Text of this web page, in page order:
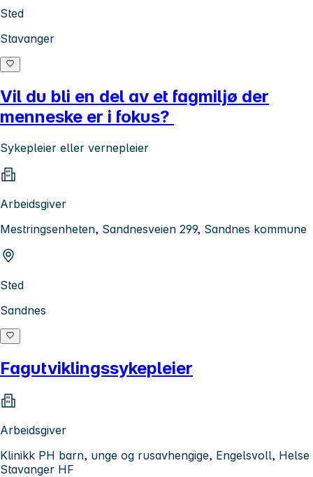
Sted
Stavanger
Vil du bli en del av et fagmiljø der
menneske er i fokus?
Sykepleier eller vernepleier
Arbeidsgiver
Mestringsenheten, Sandnesveien 299, Sandnes kommune
Sted
Sandnes
Fagutviklingssykepleier
Arbeidsgiver
Klinikk PH barn, unge og rusavhengige, Engelsvoll, Helse
Stavanger HF